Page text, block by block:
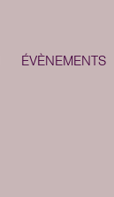
ÉVÈNEMENTS